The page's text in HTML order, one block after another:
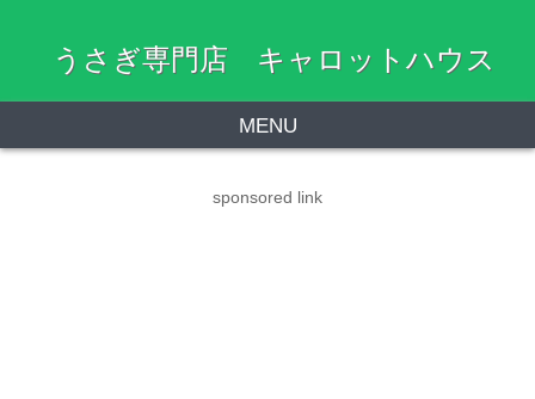
うさぎ専門店 キャロットハウス
MENU
sponsored link